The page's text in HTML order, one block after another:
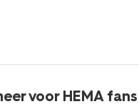
voor HEMA fans